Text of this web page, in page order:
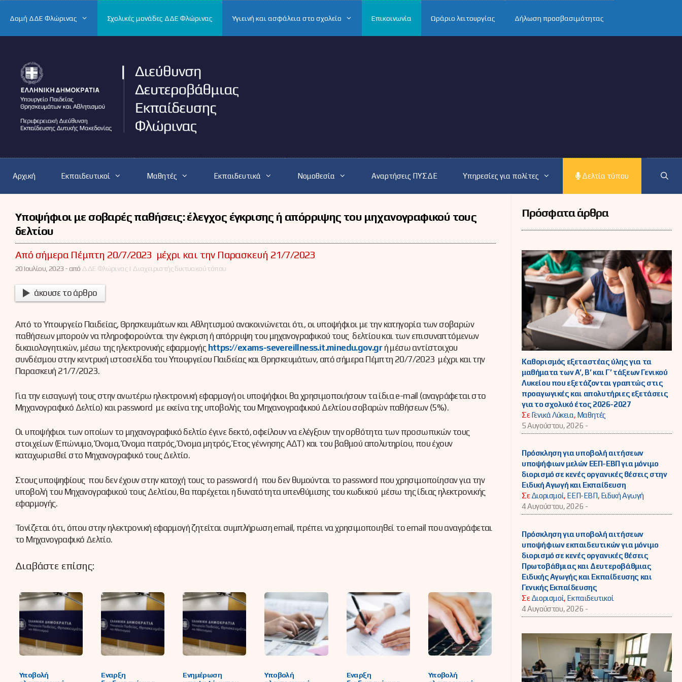
Δομή ΔΔΕ Φλώρινας Σχολικές μονάδες ΔΔΕ Φλώρινας Υγιεινή και ασφάλεια στο σχολείο Επικοινωνία Ωράριο λειτουργίας Δήλωση προσβασιμότητας
Αρχική Εκπαιδευτικοί Μαθητές Εκπαιδευτικά Νομοθεσία Αναρτήσεις ΠΥΣΔΕ Υπηρεσίες για πολίτες Δελτία τύπου
Υποψήφιοι με σοβαρές παθήσεις: έλεγχος έγκρισης ή απόρριψης του μηχανογραφικού τους
δελτίου
Από σήμερα Πέμπτη 20/7/2023 μέχρι και την Παρασκευή 21/7/2023
20 Ιουλίου, 2023 -από ΔΔΕ Φλώρινας | Διαχειριστής δικτυακού τόπου
άκουσε το άρθρο
Από το Υπουργείο Παιδείας, Θρησκευμάτων και Αθλητισμού ανακοινώνεται ότι, οι υποψήφιοι με την κατηγορία των σοβαρών
παθήσεων μπορούν να πληροφορούνται την έγκριση ή απόρριψη του μηχανογραφικού τους δελτίου και των επισυναπτόμενων
δικαιολογητικών, μέσω της ηλεκτρονικής εφαρμογής https://exams-severeillness.it.minedu.gov.grή μέσω αντίστοιχου
συνδέσμου στην κεντρική ιστοσελίδα του Υπουργείου Παιδείας και Θρησκευμάτων, από σήμερα Πέμπτη 20/7/2023 μέχρι και την
Παρασκευή 21/7/2023.
Για την εισαγωγή τους στην ανωτέρω ηλεκτρονική εφαρμογή οι υποψήφιοι θα χρησιμοποιήσουν τα ίδια e-mail (αναγράφεται στο
Μηχανογραφικό Δελτίο) και password με εκείνα της υποβολής του Μηχανογραφικού Δελτίου σοβαρών παθήσεων (5%).
Οι υποψήφιοι των οποίων το μηχανογραφικό δελτίο έγινε δεκτό, οφείλουν να ελέγξουν την ορθότητα των προσωπικών τους
στοιχείων (Επώνυμο, Όνομα, Όνομα πατρός, Όνομα μητρός, Έτος γέννησης ΑΔΤ) και του βαθμού απολυτηρίου, που έχουν
καταχωρισθεί στο Μηχανογραφικό τους Δελτίο.
Στους υποψηφίους που δεν έχουν στην κατοχή τους το password ή που δεν θυμούνται το password που χρησιμοποίησαν για την
υποβολή του Μηχανογραφικού τους Δελτίου, θα παρέχεται η δυνατότητα υπενθύμισης του κωδικού μέσω της ίδιας ηλεκτρονικής
εφαρμογής.
Τονίζεται ότι, όπου στην ηλεκτρονική εφαρμογή ζητείται συμπλήρωση email, πρέπει να χρησιμοποιηθεί το email που αναγράφεται
το Μηχανογραφικό Δελτίο.
Διαβάστε επίσης:
Υποβολή
Έναρξη
Ενημέρωση
Υποβολή
Έναρξη
Υποβολή
Πρόσφατα άρθρα
Καθορισμός εξεταστέας ύλης για τα
μαθήματα των Α’, Β’ και Γ’ τάξεων Γενικού
Λυκείου που εξετάζονται γραπτώς στις
προαγωγικές και απολυτήριες εξετάσεις
για το σχολικό έτος 2026-2027
ΣεΓενικά Λύκεια, Μαθητές
5 Αυγούστου, 2026 -
Πρόσκληση για υποβολή αιτήσεων
υποψήφιων μελών ΕΕΠ-ΕΒΠ για μόνιμο
διορισμό σε κενές οργανικές θέσεις στην
Ειδική Αγωγή και Εκπαίδευση
ΣεΔιορισμοί, ΕΕΠ-ΕΒΠ, Ειδική Αγωγή
4 Αυγούστου, 2026 -
Πρόσκληση για υποβολή αιτήσεων
υποψήφιων εκπαιδευτικών για μόνιμο
διορισμό σε κενές οργανικές θέσεις
Πρωτοβάθμιας και Δευτεροβάθμιας
Ειδικής Αγωγής και Εκπαίδευσης και
Γενικής Εκπαίδευσης
ΣεΔιορισμοί, Εκπαιδευτικοί
4 Αυγούστου, 2026 -